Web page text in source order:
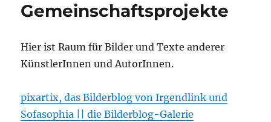
Gemeinschaftsprojekte
Hier ist Raum für Bilder und Texte anderer
KünstlerInnen und AutorInnen.
pixartix, das Bilderblog von Irgendlink und
Sofasophia || die Bilderblog-Galerie